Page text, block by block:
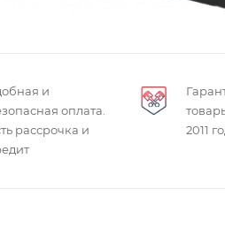
и
оплата.
рассрочка и
2011